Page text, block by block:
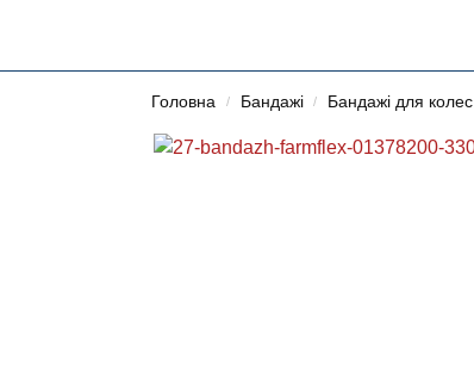
Головна / Бандажі / Бандажі для колес